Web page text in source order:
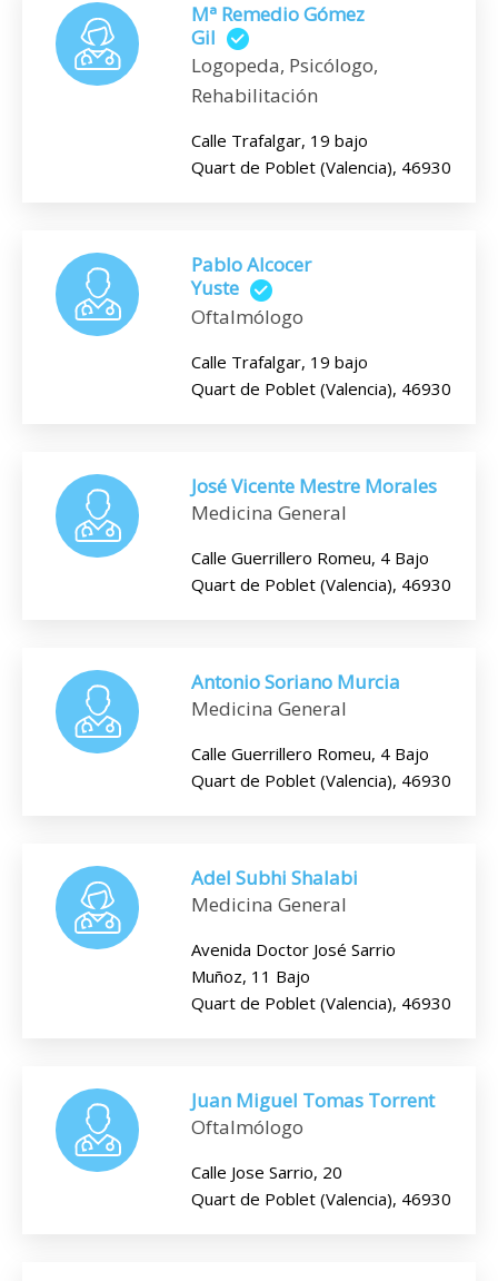
Mª Remedio Gómez
Gil
Logopeda, Psicólogo,
Rehabilitación
Calle Trafalgar, 19 bajo
Quart de Poblet (Valencia), 46930
Pablo Alcocer
Yuste
Oftalmólogo
Calle Trafalgar, 19 bajo
Quart de Poblet (Valencia), 46930
José Vicente Mestre Morales
Medicina General
Calle Guerrillero Romeu, 4 Bajo
Quart de Poblet (Valencia), 46930
Antonio Soriano Murcia
Medicina General
Calle Guerrillero Romeu, 4 Bajo
Quart de Poblet (Valencia), 46930
Adel Subhi Shalabi
Medicina General
Avenida Doctor José Sarrio
Muñoz, 11 Bajo
Quart de Poblet (Valencia), 46930
Juan Miguel Tomas Torrent
Oftalmólogo
Calle Jose Sarrio, 20
Quart de Poblet (Valencia), 46930